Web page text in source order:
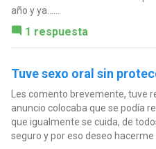
año y ya…...
1 respuesta
Tuve sexo oral sin
Les comento brevemente, tuve
anuncio colocaba que se podía
que igualmente se cuida, de
seguro y por eso deseo hacerme